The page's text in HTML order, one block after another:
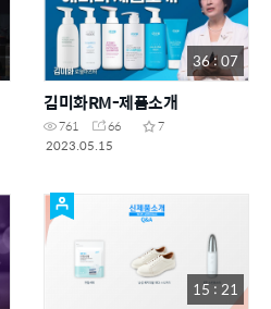
36 : 07
김미화RM-제품소개
761 66
7
2023.05.15
15 : 21